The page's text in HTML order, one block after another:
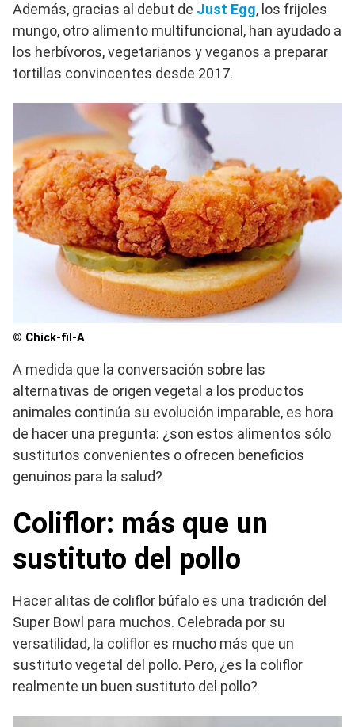
Además, gracias al debut de Just Egg, los frijoles
mungo, otro alimento multifuncional, han ayudado a
los herbívoros, vegetarianos y veganos a preparar
tortillas convincentes desde 2017.
© Chick-fil-A
A medida que la conversación sobre las
alternativas de origen vegetal a los productos
animales continúa su evolución imparable, es hora
de hacer una pregunta: ¿son estos alimentos sólo
sustitutos convenientes o ofrecen beneficios
genuinos para la salud?
Coliflor: más que un
sustituto del pollo
Hacer alitas de coliflor búfalo es una tradición del
Super Bowl para muchos. Celebrada por su
versatilidad, la coliflor es mucho más que un
sustituto vegetal del pollo. Pero, ¿es la coliflor
realmente un buen sustituto del pollo?